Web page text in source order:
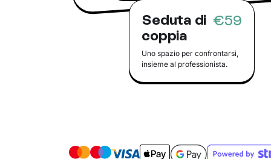
Seduta di
coppia
€59
Uno spazio per confrontarsi,
insieme al professionista.